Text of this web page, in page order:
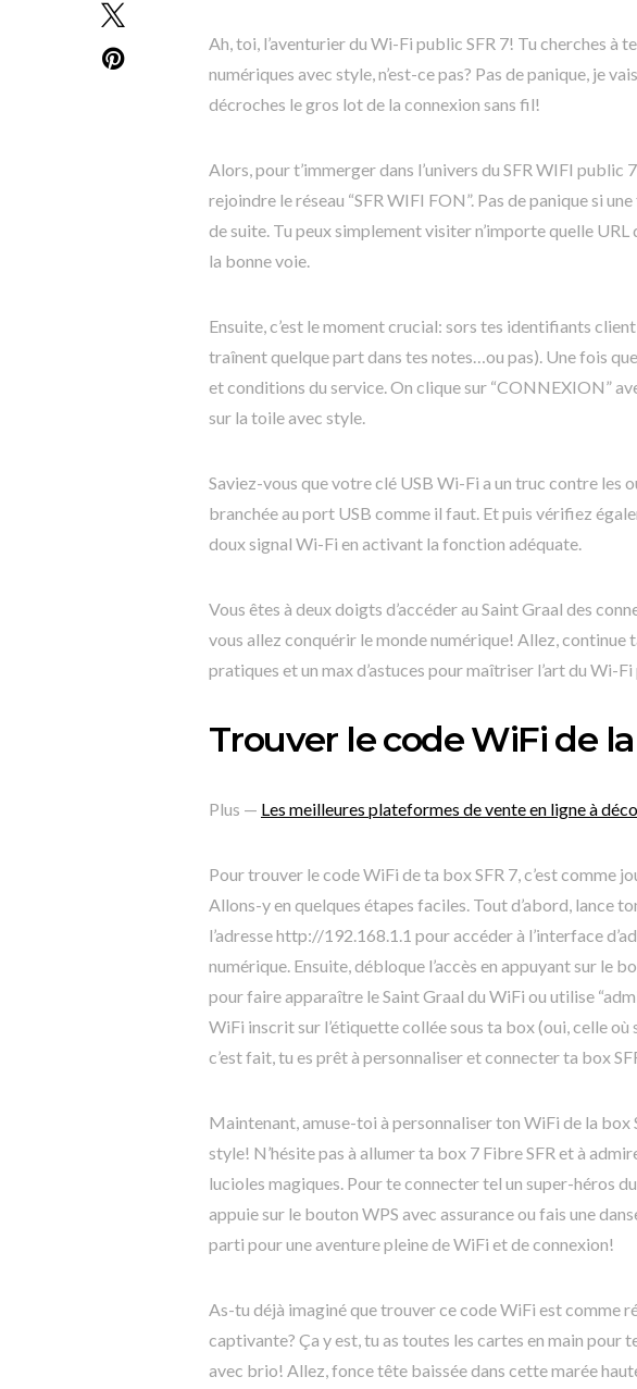
Ah, toi, l’aventurier du Wi-Fi public SFR 7! Tu cherches à
numériques avec style, n’est-ce pas? Pas de panique, je
décroches le gros lot de la connexion sans fil!
Alors, pour t’immerger dans l’univers du SFR WIFI
rejoindre le réseau “SFR WIFI FON”. Pas de panique si
de suite. Tu peux simplement visiter n’importe quelle
la bonne voie.
Ensuite, c’est le moment crucial: sors tes identifiants
traînent quelque part dans tes notes…ou pas). Une fois
et conditions du service. On clique sur “CONNEXION”
sur la toile avec style.
Saviez-vous que votre clé USB Wi-Fi a un truc contre les
branchée au port USB comme il faut. Et puis vérifiez
doux signal Wi-Fi en activant la fonction adéquate.
Vous êtes à deux doigts d’accéder au Saint Graal des
vous allez conquérir le monde numérique! Allez, continue
pratiques et un max d’astuces pour maîtriser l’art du Wi-
Trouver le code WiFi de
Plus — Les meilleures plateformes de vente en ligne à
Pour trouver le code WiFi de ta box SFR 7, c’est comme
Allons-y en quelques étapes faciles. Tout d’abord, lance
l’adresse http://192.168.1.1 pour accéder à l’interface
numérique. Ensuite, débloque l’accès en appuyant sur le
pour faire apparaître le Saint Graal du WiFi ou utilise
WiFi inscrit sur l’étiquette collée sous ta box (oui, celle
c’est fait, tu es prêt à personnaliser et connecter ta box
Maintenant, amuse-toi à personnaliser ton WiFi de la box
style! N’hésite pas à allumer ta box 7 Fibre SFR et à
lucioles magiques. Pour te connecter tel un super-héros
appuie sur le bouton WPS avec assurance ou fais une
parti pour une aventure pleine de WiFi et de connexion!
As-tu déjà imaginé que trouver ce code WiFi est comme
captivante? Ça y est, tu as toutes les cartes en main
avec brio! Allez, fonce tête baissée dans cette marée